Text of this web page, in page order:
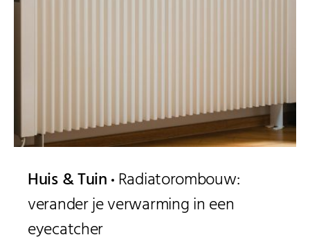
Huis & Tuin Radiatorombouw:
verander je verwarming in een
eyecatcher